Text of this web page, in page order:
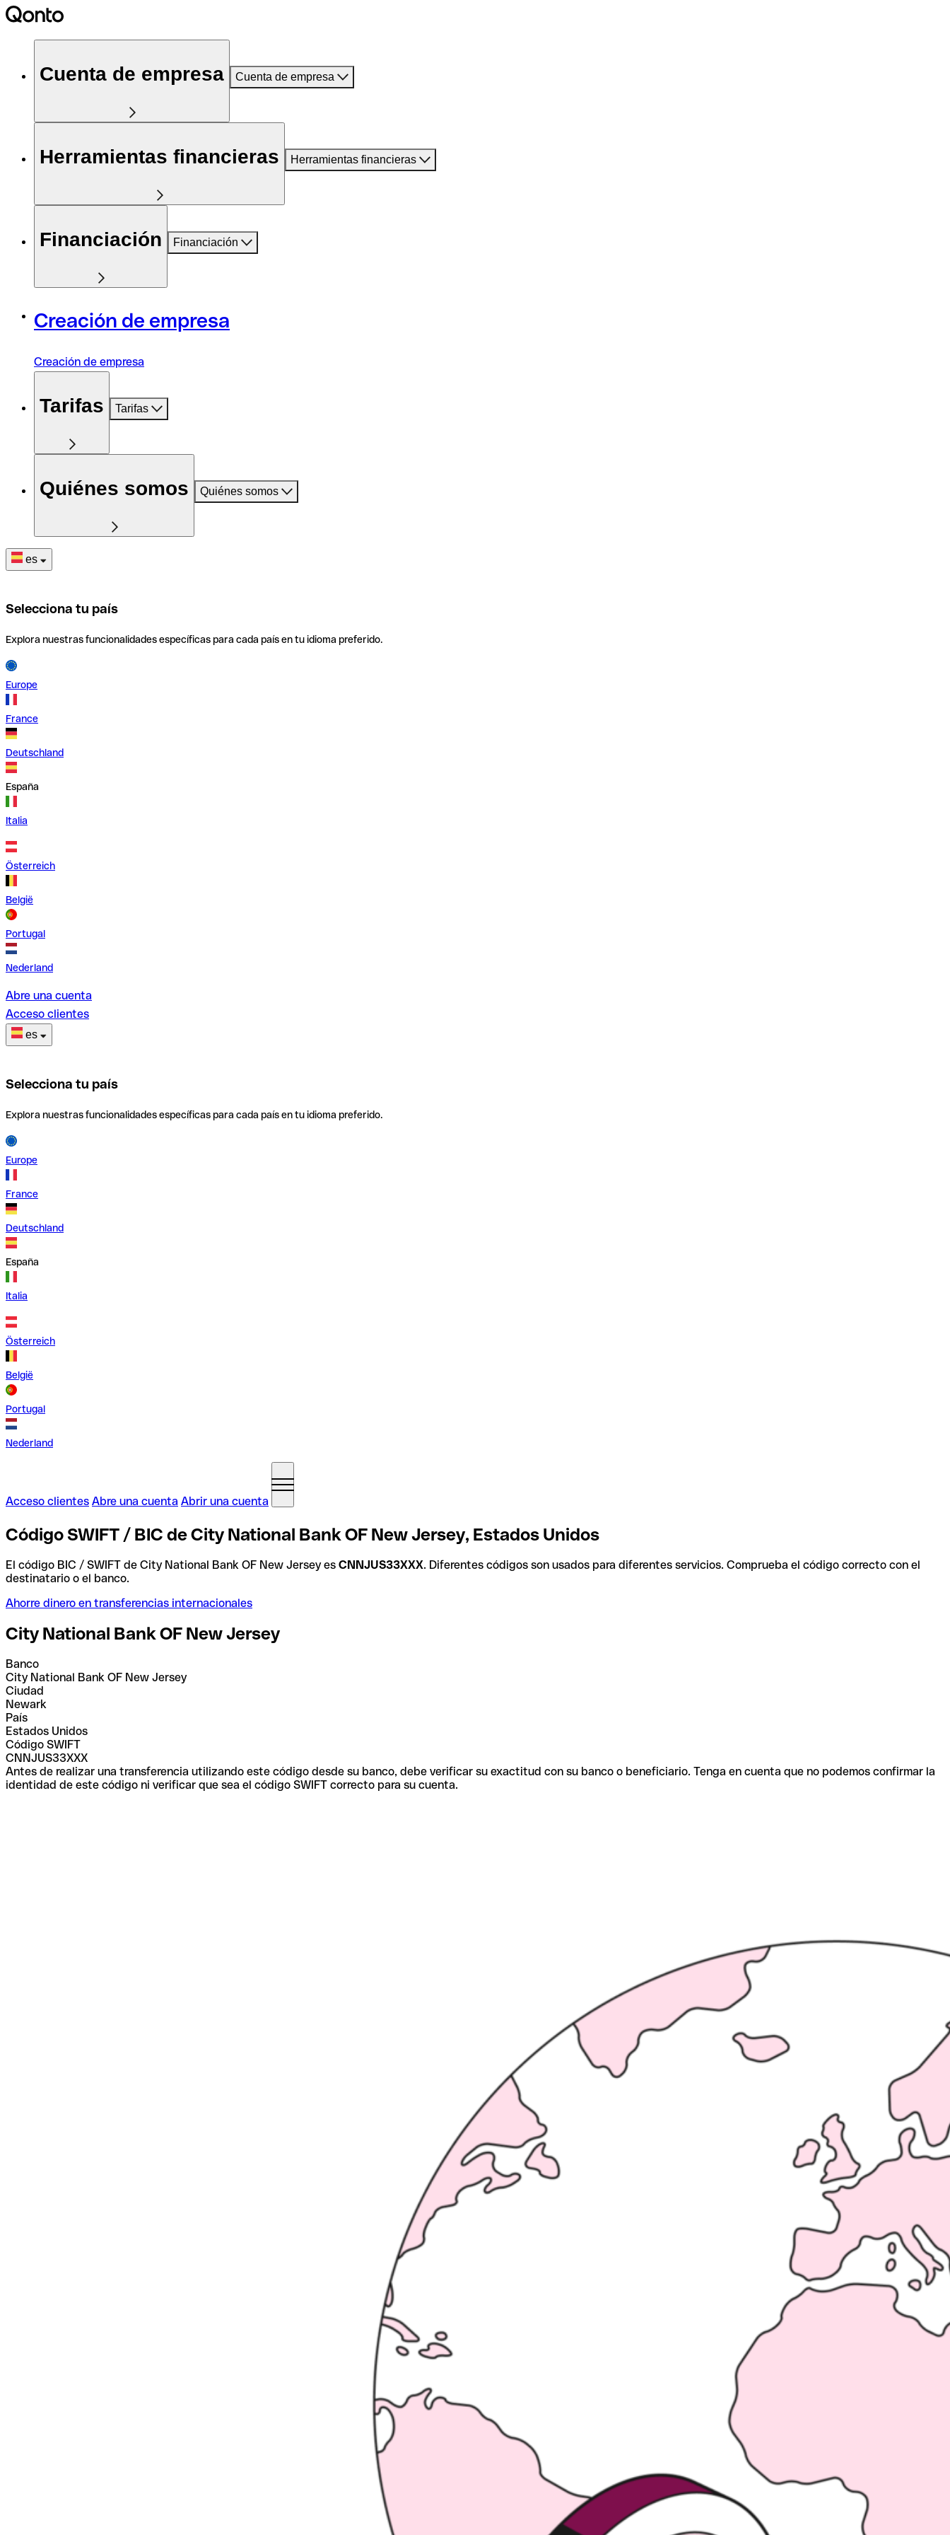
Cuenta de empresa Cuenta de empresa
Herramientas financieras Herramientas financieras
Financiación Financiación
Creación de empresa
Creación de empresa
Tarifas Tarifas
Quiénes somos Quiénes somos
es
Selecciona tu país
Explora nuestras funcionalidades específicas para cada país en tu idioma preferido.
Europe
France
Deutschland
España
Italia
Österreich
België
Portugal
Nederland
Abre una cuenta
Acceso clientes
es
Selecciona tu país
Explora nuestras funcionalidades específicas para cada país en tu idioma preferido.
Europe
France
Deutschland
España
Italia
Österreich
België
Portugal
Nederland
Acceso clientes Abre una cuenta Abrir una cuenta
Código SWIFT / BIC de City National Bank OF New Jersey, Estados Unidos
El código BIC / SWIFT de City National Bank OF New Jersey es CNNJUS33XXX. Diferentes códigos son usados para diferentes servicios. Comprueba el código correcto con el
destinatario o el banco.
Ahorre dinero en transferencias internacionales
City National Bank OF New Jersey
Banco
City National Bank OF New Jersey
Ciudad
Newark
País
Estados Unidos
Código SWIFT
CNNJUS33XXX
Antes de realizar una transferencia utilizando este código desde su banco, debe verificar su exactitud con su banco o beneficiario. Tenga en cuenta que no podemos confirmar la
identidad de este código ni verificar que sea el código SWIFT correcto para su cuenta.